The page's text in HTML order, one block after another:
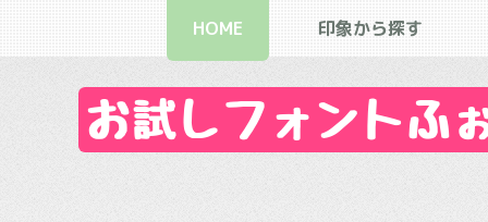
お試しフォントふ
HOME 印象から探す